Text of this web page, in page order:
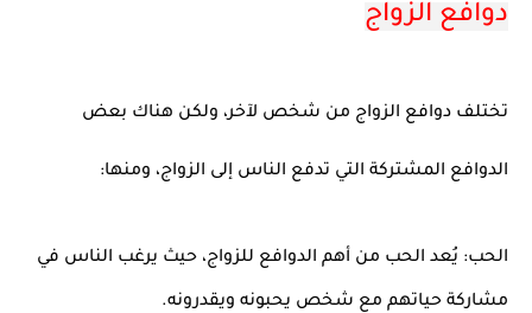
دوافع الزواج
تختلف دوافع الزواج من شخص لآخر، ولكن هناك بعض
الدوافع المشتركة التي تدفع الناس إلى الزواج، ومنها:
الحب: يُعد الحب من أهم الدوافع للزواج، حيث يرغب الناس في
مشاركة حياتهم مع شخص يحبونه ويقدرونه.